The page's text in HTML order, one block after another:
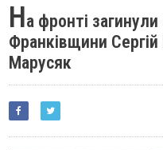
На фронті
Франківщини
Марусяк